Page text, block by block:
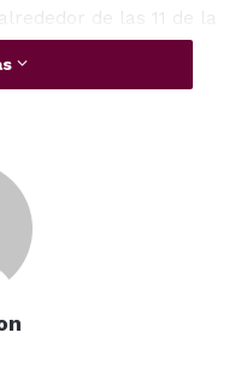
de las 11 de la